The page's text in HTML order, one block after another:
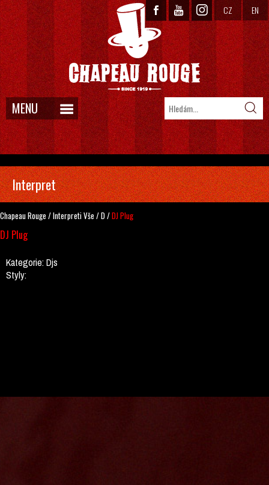
CZ EN
MENU
Interpret
Chapeau Rouge /InterpretiVše /D/DJ Plug
DJ Plug
Kategorie:Djs
Styly: